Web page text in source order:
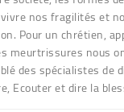
nos fragilités et
Pour un chrétien,
meurtrissures nous
des spécialistes
Ecouter et dire la